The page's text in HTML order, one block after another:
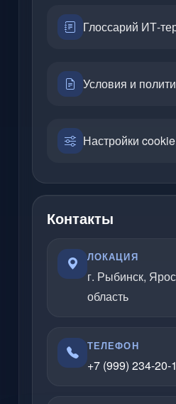
Глоссарий ИТ-
Условия и
Настройки cookie
Контакты
ЛОКАЦИЯ
г. Рыбинск,
область
ТЕЛЕФОН
+7 (999) 234-20-